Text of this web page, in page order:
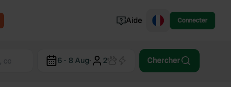
Aide Connecter
6 - 8 Aug· 2 Chercher